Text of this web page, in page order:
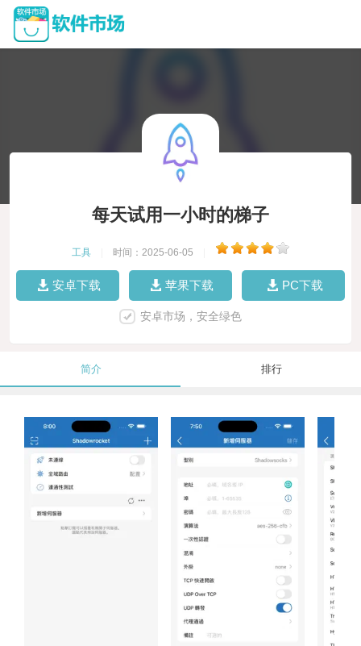
每天试用一小时的梯子
工具 时间：2025-06-05
安卓下载 苹果下载 PC下载
安卓市场，安全绿色
简介 排行